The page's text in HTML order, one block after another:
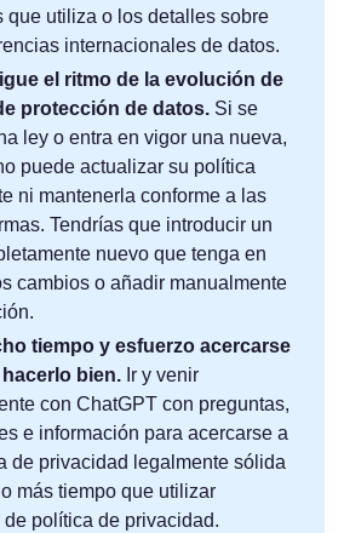
que utiliza o los detalles sobre
internacionales de datos.
el ritmo de la evolución de
protección de datos. Si se
ley o entra en vigor una nueva,
puede actualizar su política
ni mantenerla conforme a las
Tendrías que introducir un
nuevo que tenga en
cambios o añadir manualmente
tiempo y esfuerzo acercarse
bien. Ir y venir
con ChatGPT con preguntas,
e información para acercarse a
de privacidad legalmente sólida
más tiempo que utilizar
de política de privacidad.